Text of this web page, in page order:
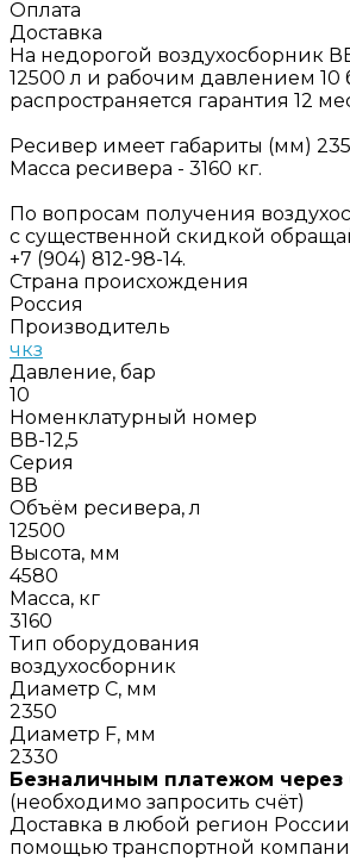
Оплата
Доставка
На недорогой воздухосборник
12500 л и рабочим давлением 10
распространяется гарантия 12
Ресивер имеет габариты (мм)
Масса ресивера - 3160 кг.
По вопросам получения
с существенной скидкой
+7 (904) 812-98-14.
Страна происхождения
Россия
Производитель
чкз
Давление, бар
10
Номенклатурный номер
ВВ-12,5
Серия
ВВ
Объём ресивера, л
12500
Высота, мм
4580
Масса, кг
3160
Тип оборудования
воздухосборник
Диаметр C, мм
2350
Диаметр F, мм
2330
Безналичным платежом через
(необходимо запросить счёт)
Доставка в любой регион
помощью транспортной